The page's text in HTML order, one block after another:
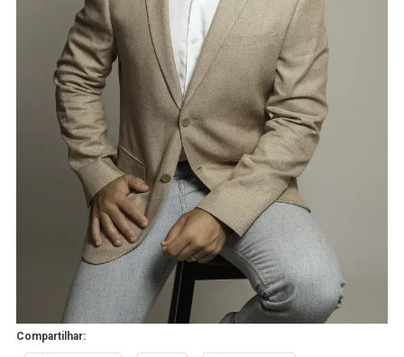
Compartilhar: